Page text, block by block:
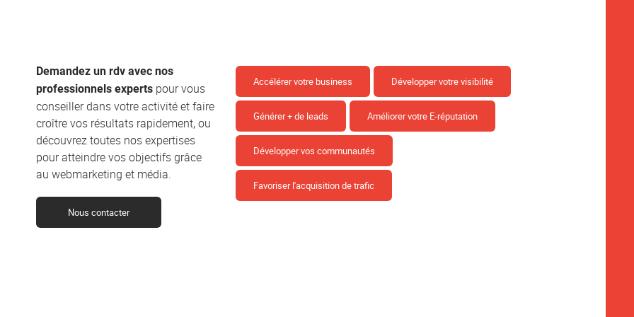
Demandez un rdv avec nos
professionnels expertspour vous
conseiller dans votre activité et faire
croître vos résultats rapidement, ou
découvrez toutes nos expertises
pour atteindre vos objectifs grâce
au webmarketing et média.
Nous contacter
Accélérer votre business Développer votre visibilité
Générer + de leads Améliorer votre E-réputation
Développer vos communautés
Favoriser l'acquisition de trafic